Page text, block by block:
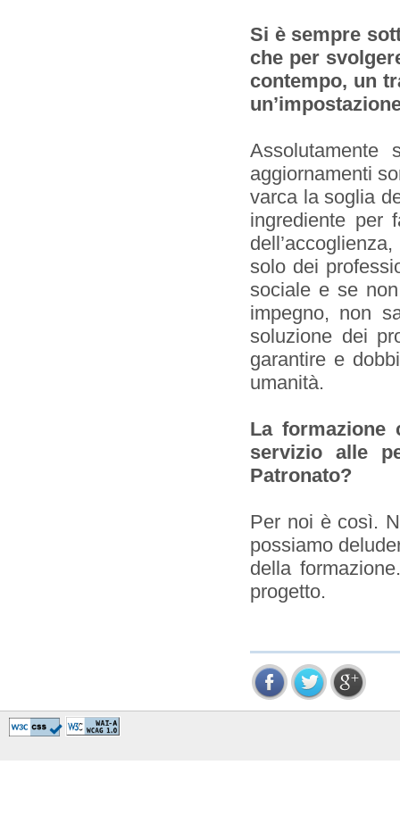
Si è sempre
che per
contempo, un
aggiornamenti
varca la soglia
ingrediente per
solo dei
sociale e se
impegno, non
soluzione dei
garantire e
umanità.
La formazione
servizio alle
Patronato?
Per noi è così.
possiamo
della
progetto.